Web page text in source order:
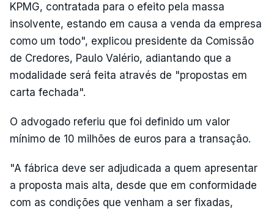
KPMG, contratada para o efeito pela massa
insolvente, estando em causa a venda da empresa
como um todo", explicou presidente da Comissão
de Credores, Paulo Valério, adiantando que a
modalidade será feita através de "propostas em
carta fechada".
O advogado referiu que foi definido um valor
mínimo de 10 milhões de euros para a transação.
"A fábrica deve ser adjudicada a quem apresentar
a proposta mais alta, desde que em conformidade
com as condições que venham a ser fixadas,